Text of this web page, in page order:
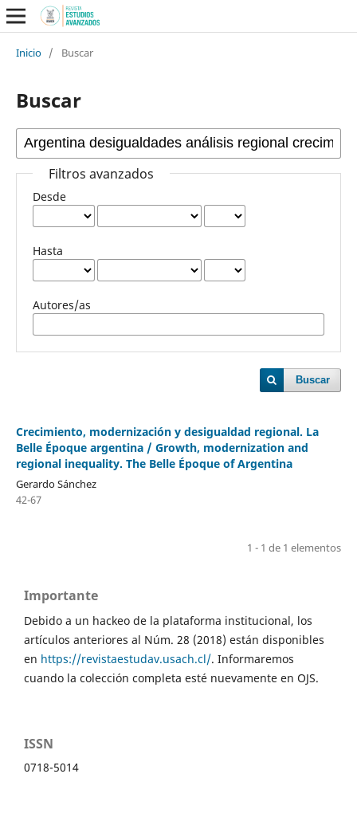
Inicio / Buscar
Buscar
Filtros avanzados
Desde
Hasta
Autores/as
Buscar
Crecimiento, modernización y desigualdad regional. La
Belle Époque argentina / Growth, modernization and
regional inequality. The Belle Époque of Argentina
Gerardo Sánchez
42-67
1 - 1 de 1 elementos
Importante
Debido a un hackeo de la plataforma institucional, los
artículos anteriores al Núm. 28 (2018) están disponibles
en https://revistaestudav.usach.cl/. Informaremos
cuando la colección completa esté nuevamente en OJS.
ISSN
0718-5014